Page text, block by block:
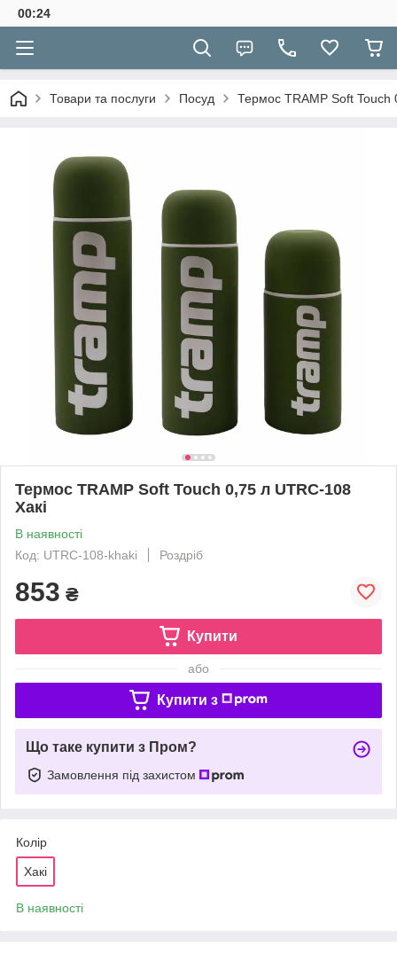
00:24
Товари та послуги Посуд Термос TRAMP Soft Touch
Термос TRAMP Soft Touch 0,75 л UTRC-108
Хакі
В наявності
Код: UTRC-108-khaki
Роздріб
853 ₴
Купити
або
Купити з
Що таке купити з Пром?
Замовлення під захистом
Колір
Хакі
В наявності